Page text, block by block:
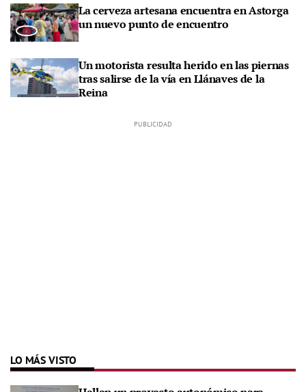
La cerveza artesana encuentra en Astorga
un nuevo punto de encuentro
Un motorista resulta herido en las piernas
tras salirse de la vía en Llánaves de la
Reina
LO MÁS VISTO